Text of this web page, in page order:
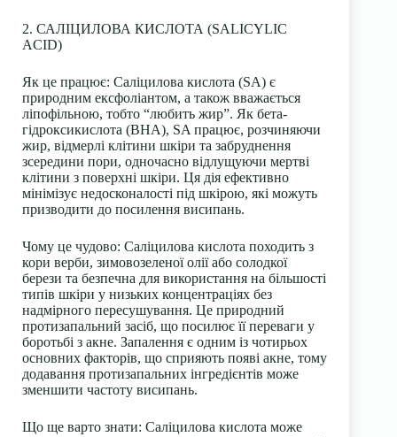
2. САЛІЦИЛОВА КИСЛОТА (SALICYLIC
ACID)
Як це працює: Саліцилова кислота (SA) є
природним ексфоліантом, а також вважається
ліпофільною, тобто “любить жир”. Як бета-
гідроксикислота (BHA), SA працює, розчиняючи
жир, відмерлі клітини шкіри та забруднення
зсередини пори, одночасно відлущуючи мертві
клітини з поверхні шкіри. Ця дія ефективно
мінімізує недосконалості під шкірою, які можуть
призводити до посилення висипань.
Чому це чудово: Саліцилова кислота походить з
кори верби, зимовозеленої олії або солодкої
берези та безпечна для використання на більшості
типів шкіри у низьких концентраціях без
надмірного пересушування. Це природний
протизапальний засіб, що посилює її переваги у
боротьбі з акне. Запалення є одним із чотирьох
основних факторів, що сприяють появі акне, тому
додавання протизапальних інгредієнтів може
зменшити частоту висипань.
Що ще варто знати: Саліцилова кислота може